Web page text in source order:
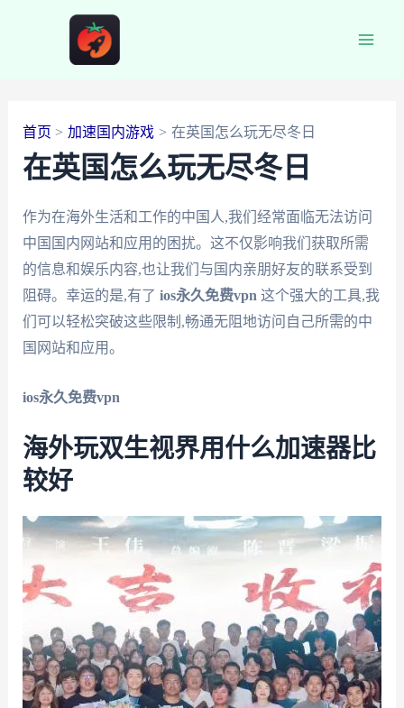
首页 加速国内游戏 在英国怎么玩无尽冬日
在英国怎么玩无尽冬日
作为在海外生活和工作的中国人,我们经常面临无法访问
中国国内网站和应用的困扰。这不仅影响我们获取所需
的信息和娱乐内容,也让我们与国内亲朋好友的联系受到
阻碍。幸运的是,有了 ios永久免费vpn 这个强大的工具,我
们可以轻松突破这些限制,畅通无阻地访问自己所需的中
国网站和应用。
ios永久免费vpn
海外玩双生视界用什么加速器比
较好